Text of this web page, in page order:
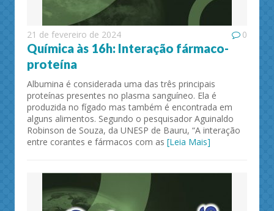
21 de fevereiro de 2024 0
Química às 16h: Interação fármaco-
proteína
Albumina é considerada uma das três principais
proteínas presentes no plasma sanguíneo. Ela é
produzida no fígado mas também é encontrada em
alguns alimentos. Segundo o pesquisador Aguinaldo
Robinson de Souza, da UNESP de Bauru, “A interação
entre corantes e fármacos com as [Leia Mais]